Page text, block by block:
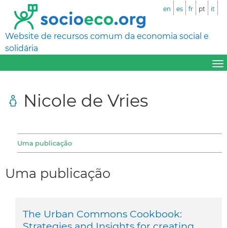
Website de recursos comum da economia social e
solidária
en es fr pt it
Nicole de Vries
Uma publicação
Uma publicação
The Urban Commons Cookbook: